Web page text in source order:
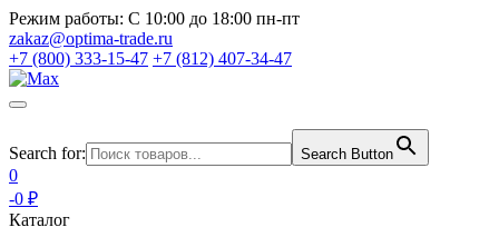
Режим работы: С 10:00 до 18:00 пн-пт
zakaz@optima-trade.ru
+7 (800) 333-15-47 +7 (812) 407-34-47
Search for: Search Button
0
-0 ₽
Каталог